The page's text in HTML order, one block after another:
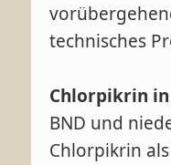
technisches
Chlorpikrin
BND und
Chlorpikrin